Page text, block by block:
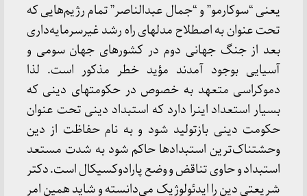
یعنی “سوکارمو” و “جمال عبدالناصر” تمام رژیم‌هایی که
تحت عنوان به اصطلاح مدلهای راه رشد غیرسرمایه‌داری
بعد از جنگ جهانی دوم در کشورهای جهان سومی و
آسیایی بوجود آمدند مؤید خطر مذکور است. لذا
دموکراسی متعهد به خصوص در حکومتهای دینی که
بسیار استعداد اینرا دارد که استبداد دینی تحت عنوان
حکومت دینی بازتولید شود و به نام حفاظت از دین
وحشتناک‌ترین استبدادها حاکم شود به شدت مستعد
استبداد و حاوی تناقض و وضع پارادوکسیکال است. دکتر
شریعتی دین را ایدئولوژیک می‌دانسته و شاید همین امر